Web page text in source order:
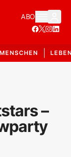
ABO
MENSCHEN
–